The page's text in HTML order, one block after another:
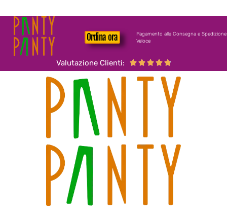
Ordina ora
Pagamento alla Consegna e Spedizione
Veloce
Valutazione Clienti:     